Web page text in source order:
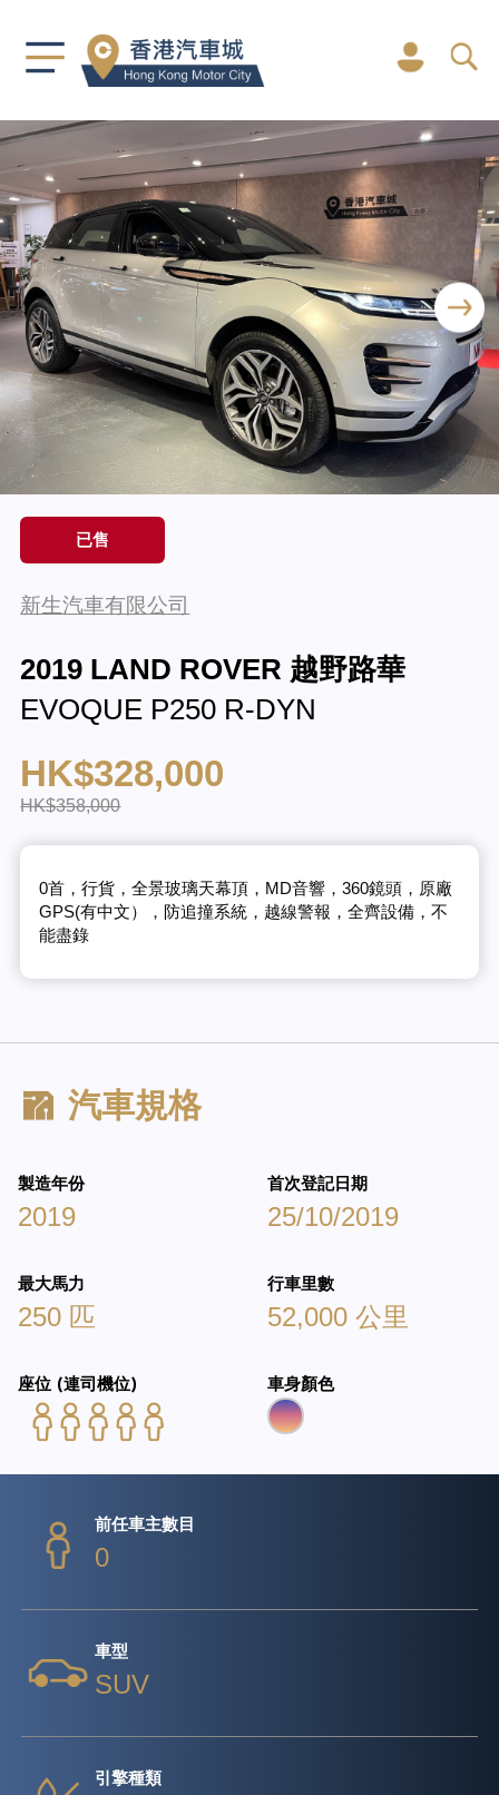
已售
新生汽車有限公司
2019 LAND ROVER 越野路華
EVOQUE P250 R-DYN
HK$328,000
HK$358,000
0首，行貨，全景玻璃天幕頂，MD音響，360鏡頭，原廠
GPS(有中文），防追撞系統，越線警報，全齊設備，不
能盡錄
汽車規格
製造年份
2019
首次登記日期
25/10/2019
最大馬力
250 匹
行車里數
52,000 公里
座位 (連司機位) 車身顏色
前任車主數目
0
車型
SUV
引擎種類